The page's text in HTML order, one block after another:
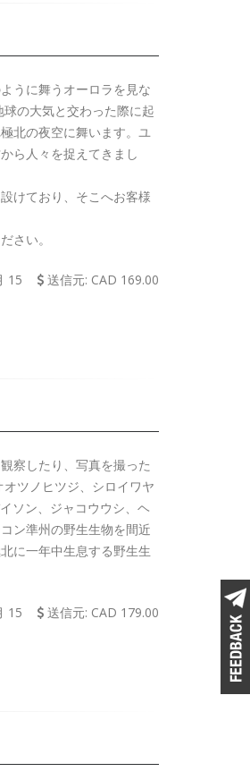
うに舞うオーロラを見な
の大気と交わった際に起
北の夜空に舞います。ユ
ら人々を捉えてきまし
けており、そこへお客様
さい。
15 送信元: CAD 169.00
察したり、写真を撮った
ツノヒツジ、シロイワヤ
ソン、ジャコウウシ、ヘ
ン準州の野生生物を間近
に一年中生息する野生生
15 送信元: CAD 179.00